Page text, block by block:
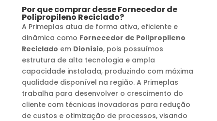
Por que comprar desseFornecedor de
Polipropileno Reciclado?
A Primeplas atua de forma ativa, eficiente e
dinâmica como Fornecedor de Polipropileno
Reciclado em Dionísio, pois possuímos
estrutura de alta tecnologia e ampla
capacidade instalada, produzindo com máxima
qualidade disponível na região. A Primeplas
trabalha para desenvolver o crescimento do
cliente com técnicas inovadoras para redução
de custos e otimização de processos, visando